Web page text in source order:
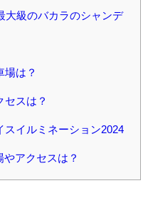
大級のバカラのシャンデ
場は？
セスは？
スイルミネーション2024
アクセスは？